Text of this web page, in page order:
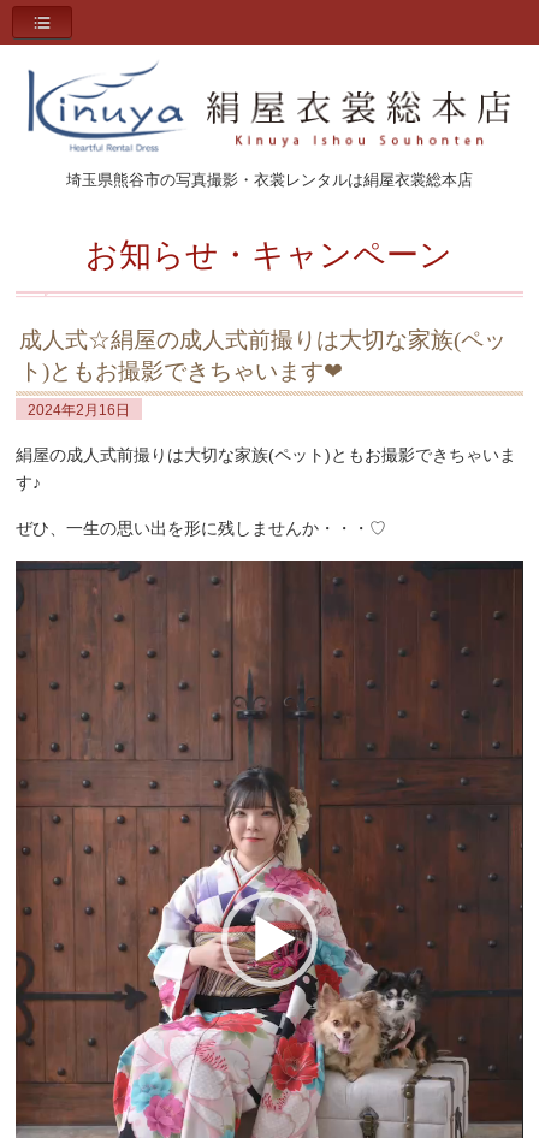
埼玉県熊谷市の写真撮影・衣裳レンタルは絹屋衣裳総本店
お知らせ・キャンペーン
成人式☆絹屋の成人式前撮りは大切な家族(ペッ
ト)ともお撮影できちゃいます❤
2024年2月16日
絹屋の成人式前撮りは大切な家族(ペット)ともお撮影できちゃいま
す♪
ぜひ、一生の思い出を形に残しませんか・・・♡
動
画
プ
レ
ヤ
ー